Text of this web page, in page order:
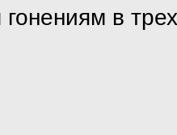
гонениям в